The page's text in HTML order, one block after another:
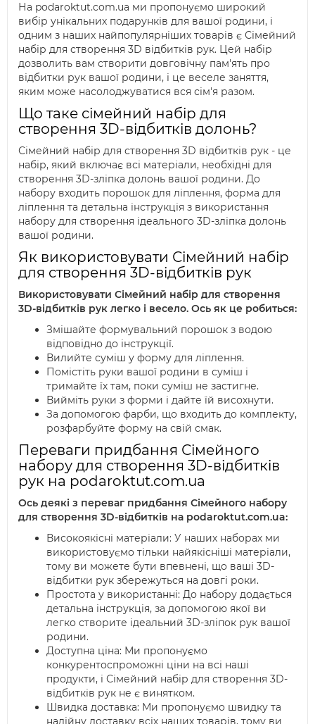
На podaroktut.com.ua ми пропонуємо широкий
вибір унікальних подарунків для вашої родини, і
одним з наших найпопулярніших товарів є Сімейний
набір для створення 3D відбитків рук. Цей набір
дозволить вам створити довговічну пам'ять про
відбитки рук вашої родини, і це веселе заняття,
яким може насолоджуватися вся сім'я разом.
Що таке сімейний набір для
створення 3D-відбитків долонь?
Сімейний набір для створення 3D відбитків рук - це
набір, який включає всі матеріали, необхідні для
створення 3D-зліпка долонь вашої родини. До
набору входить порошок для ліплення, форма для
ліплення та детальна інструкція з використання
набору для створення ідеального 3D-зліпка долонь
вашої родини.
Як використовувати Сімейний набір
для створення 3D-відбитків рук
Використовувати Сімейний набір для створення
3D-відбитків рук легко і весело. Ось як це робиться:
Змішайте формувальний порошок з водою
відповідно до інструкції.
Вилийте суміш у форму для ліплення.
Помістіть руки вашої родини в суміш і
тримайте їх там, поки суміш не застигне.
Вийміть руки з форми і дайте їй висохнути.
За допомогою фарби, що входить до комплекту,
розфарбуйте форму на свій смак.
Переваги придбання Сімейного
набору для створення 3D-відбитків
рук на podaroktut.com.ua
Ось деякі з переваг придбання Сімейного набору
для створення 3D-відбитків на podaroktut.com.ua:
Високоякісні матеріали: У наших наборах ми
використовуємо тільки найякісніші матеріали,
тому ви можете бути впевнені, що ваші 3D-
відбитки рук збережуться на довгі роки.
Простота у використанні: До набору додається
детальна інструкція, за допомогою якої ви
легко створите ідеальний 3D-зліпок рук вашої
родини.
Доступна ціна: Ми пропонуємо
конкурентоспроможні ціни на всі наші
продукти, і Сімейний набір для створення 3D-
відбитків рук не є винятком.
Швидка доставка: Ми пропонуємо швидку та
надійну доставку всіх наших товарів, тому ви